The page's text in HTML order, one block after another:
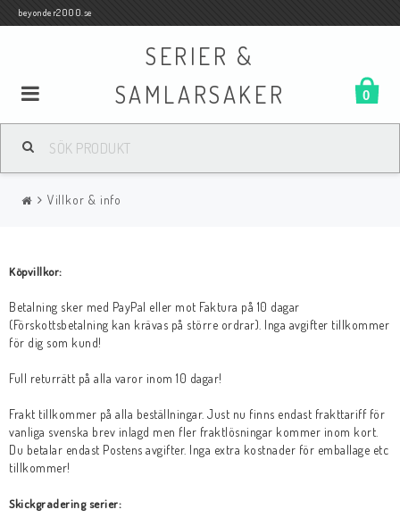
beyonder2000.se
SERIER &
SAMLARSAKER
0
Samlar- och Spelkort
Böcker
Film
Musik
Mynt och Sedlar
Villkor & info
Köpvillkor:
Betalning sker med PayPal eller mot Faktura på 10 dagar
(Förskottsbetalning kan krävas på större ordrar). Inga avgifter tillkommer
för dig som kund!
Full returrätt på alla varor inom 10 dagar!
Frakt tillkommer på alla beställningar. Just nu finns endast frakttariff för
vanliga svenska brev inlagd men fler fraktlösningar kommer inom kort.
Du betalar endast Postens avgifter. Inga extra kostnader för emballage etc
tillkommer!
Skickgradering serier: